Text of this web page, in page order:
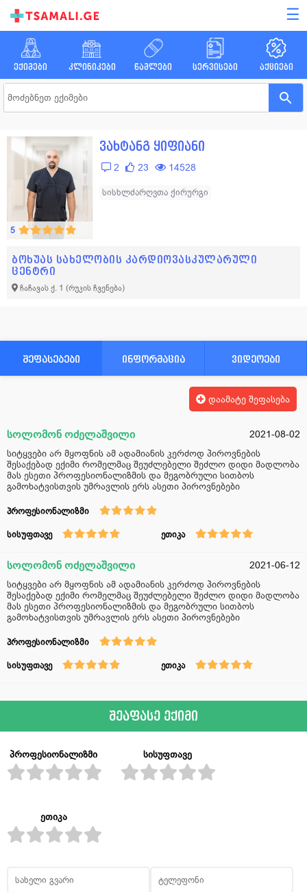
☰
ექიმები კლინიკები წამლები სერვისები აქციები
5
ვახტანგ ყიფიანი
2 23 14528
სისხლძარღვთა ქირურგი
ბოხუას სახელობის კარდიოვასკულარული
ცენტრი
ჩაჩავას ქ. 1 (რუკის ჩვენება)
შეფასებები ინფორმაცია ვიდეოები
დაამატე შეფასება
სოლომონ ოძელაშვილი
2021-08-02
სიტყვები არ მყოფნის ამ ადამიანის კერძოდ პიროვნების
შესაქებად ექიმი რომელმაც შეუძლებელი შეძლო დიდი მადლობა
მას ესეთი პროფესიონალიზმის და მეგობრული სითბოს
გამოხატვისთვის უმრავლის ერს ასეთი პიროვნებები
პროფესიონალიზმი
სისუფთავე ეთიკა
სოლომონ ოძელაშვილი
2021-06-12
სიტყვები არ მყოფნის ამ ადამიანის კერძოდ პიროვნების
შესაქებად ექიმი რომელმაც შეუძლებელი შეძლო დიდი მადლობა
მას ესეთი პროფესიონალიზმის და მეგობრული სითბოს
გამოხატვისთვის უმრავლის ერს ასეთი პიროვნებები
პროფესიონალიზმი
სისუფთავე ეთიკა
შეაფასე ექიმი
პროფესიონალიზმი სისუფთავე
ეთიკა